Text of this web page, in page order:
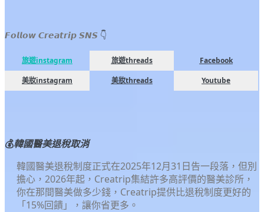
𝙁𝙤𝙡𝙡𝙤𝙬 𝘾𝙧𝙚𝙖𝙩𝙧𝙞𝙥 𝙎𝙉𝙎 👇
旅遊instagram 旅遊threads
Facebook
美妝instagram
美妝threads Youtube
💰韓國醫美退稅取消
韓國醫美退稅制度正式在2025年12月31日告一段落，但別
擔心，2026年起，Creatrip集結許多高評價的醫美診所，
你在那間醫美做多少錢，Creatrip提供比退稅制度更好的
「15%回饋」，讓你省更多。